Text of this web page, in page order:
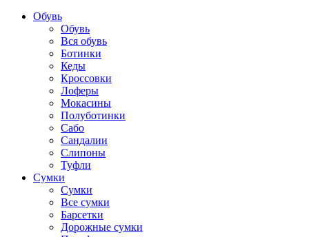
Обувь
Обувь
Вся обувь
Ботинки
Кеды
Кроссовки
Лоферы
Мокасины
Полуботинки
Сабо
Сандалии
Слипоны
Туфли
Сумки
Сумки
Все сумки
Барсетки
Дорожные сумки